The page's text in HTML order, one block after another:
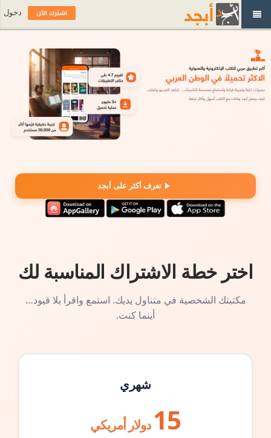
تعرف أكثر على أبجد
اختر خطة الاشتراك المناسبة لك
مكتبتك الشخصية في متناول يديك. استمع واقرأ بلا قيود…
أينما كنت.
شهري
15 دولار أمريكي
اشترك الآن دخول